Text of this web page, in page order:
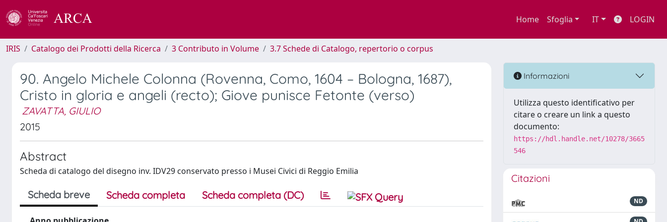
Home Sfoglia IT LOGIN
IRIS Catalogo dei Prodotti della Ricerca 3 Contributo in Volume 3.7 Schede di Catalogo, repertorio o corpus
90. Angelo Michele Colonna (Rovenna, Como, 1604 – Bologna, 1687),
Cristo in gloria e angeli (recto); Giove punisce Fetonte (verso)
ZAVATTA, GIULIO
2015
Abstract
Scheda di catalogo del disegno inv. IDV29 conservato presso i Musei Civici di Reggio Emilia
Scheda breve Scheda completa Scheda completa (DC)
Informazioni
Utilizza questo identificativo per
citare o creare un link a questo
documento:
https://hdl.handle.net/10278/3665
546
Citazioni
ND